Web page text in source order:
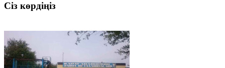
Сіз көрдіңіз